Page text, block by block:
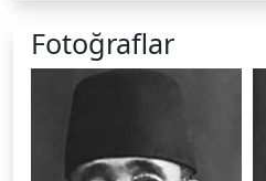
Fotoğraflar